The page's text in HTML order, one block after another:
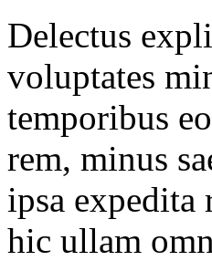
Delectus
voluptates
temporibus
rem, minus
ipsa
hic ullam